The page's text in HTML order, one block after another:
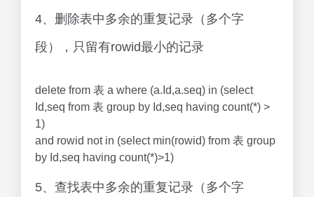
4、删除表中多余的重复记录（多个字
段），只留有rowid最小的记录
delete from 表 a where (a.Id,a.seq) in (select
Id,seq from 表 group by Id,seq having count(*) >
1)
and rowid not in (select min(rowid) from 表 group
by Id,seq having count(*)>1)
5、查找表中多余的重复记录（多个字